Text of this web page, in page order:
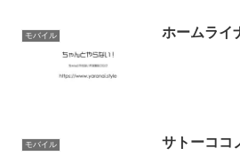
モバイル ホームライ
モバイル サトーココ